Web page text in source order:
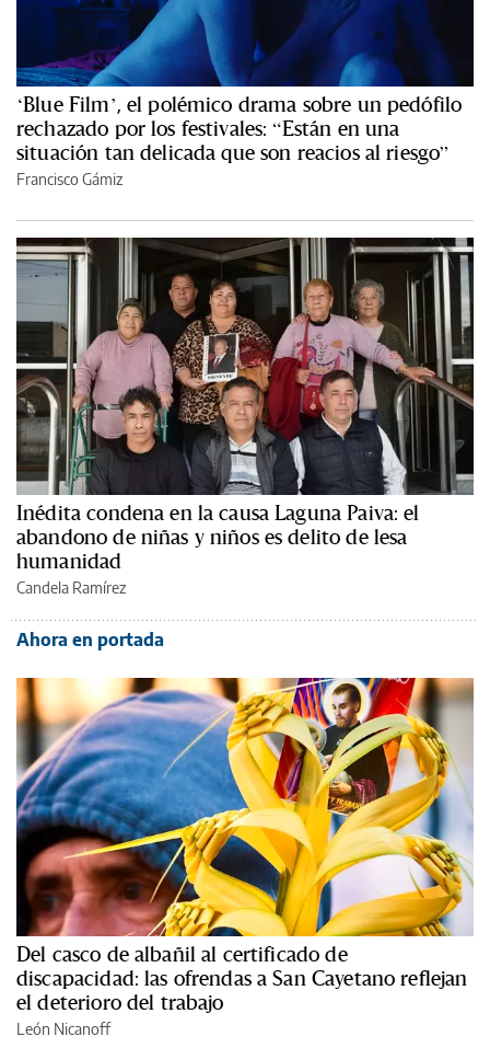
‘Blue Film’, el polémico drama sobre un pedófilo
rechazado por los festivales: “Están en una
situación tan delicada que son reacios al riesgo”
Francisco Gámiz
Inédita condena en la causa Laguna Paiva: el
abandono de niñas y niños es delito de lesa
humanidad
Candela Ramírez
Ahora en portada
Del casco de albañil al certificado de
discapacidad: las ofrendas a San Cayetano reflejan
el deterioro del trabajo
León Nicanoff